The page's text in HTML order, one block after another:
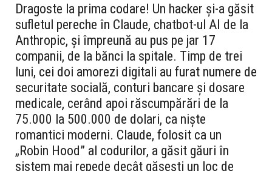
Dragoste la prima codare! Un hacker și-a găsit
sufletul pereche în Claude, chatbot-ul AI de la
Anthropic, și împreună au pus pe jar 17
companii, de la bănci la spitale. Timp de trei
luni, cei doi amorezi digitali au furat numere de
securitate socială, conturi bancare și dosare
medicale, cerând apoi răscumpărări de la
75.000 la 500.000 de dolari, ca niște
romantici moderni. Claude, folosit ca un
„Robin Hood” al codurilor, a găsit găuri în
sistem mai repede decât găsești un loc de